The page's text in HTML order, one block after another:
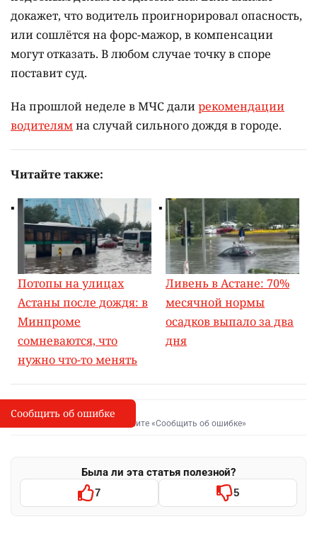
докажет, что водитель проигнорировал опасность,
или сошлётся на форс-мажор, в компенсации
могут отказать. В любом случае точку в споре
поставит суд.
На прошлой неделе в МЧС далирекомендации
водителямна случай сильного дождя в городе.
Читайте также:
Потопы на улицах
Астаны после дождя: в
Минпроме
сомневаются, что
нужно что-то менять
Ливень в Астане: 70%
месячной нормы
осадков выпало за два
дня
I
Сообщить об опечатке
Выделите фрагмент и нажмите «Сообщить об ошибке»
Была ли эта статья полезной?
7 5
Сообщить об ошибке